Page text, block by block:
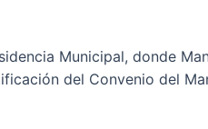
Municipal, donde
del Convenio del